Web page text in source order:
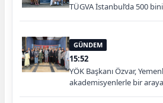
TÜGVA İstanbul’da 500
GÜNDEM
15:52
YÖK Başkanı Özvar,
akademisyenlerle bir